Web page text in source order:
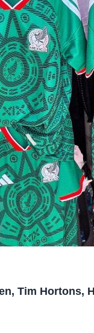
Tim Hortons,